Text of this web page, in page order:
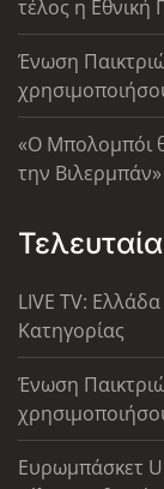
τέλος η Εθνική
Ένωση
«Ο Μπολομπόι
την Βιλερμπάν»
LIVE TV:
Κατηγορίας
Ένωση
Ευρωμπάσκετ